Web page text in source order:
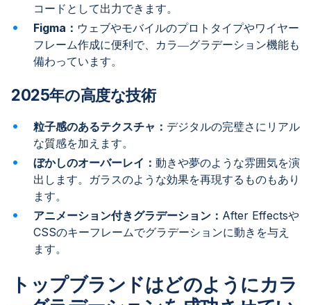
コードとして出力できます。
Figma： ウェブやモバイルのプロトタイプやワイヤー
フレーム作成に便利で、カラ―グラデーション機能も
備わっています。
2025年の高度な技術
粒子感のあるテクスチャ： デジタルの完璧さにリアル
な質感を加えます。
ぼかしのオーバーレイ： 動きや夢のような雰囲気を演
出します。ガラスのような効果を再現するものもあり
ます。
アニメーション付きグラデーション： After Effectsや
CSSのキーフレームでグラデーションに動きを与え
ます。
トップブランドはどのようにカラ